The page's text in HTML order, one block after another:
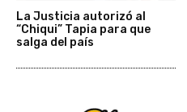
La Justicia autorizó al
“Chiqui” Tapia para que
salga del país